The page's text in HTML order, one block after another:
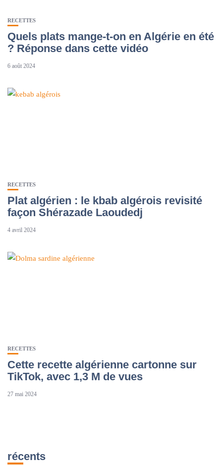
RECETTES
Quels plats mange-t-on en Algérie en été
? Réponse dans cette vidéo
6 août 2024
RECETTES
Plat algérien : le kbab algérois revisité
façon Shérazade Laoudedj
4 avril 2024
RECETTES
Cette recette algérienne cartonne sur
TikTok, avec 1,3 M de vues
27 mai 2024
récents